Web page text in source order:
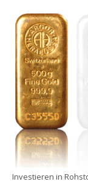
Investieren in